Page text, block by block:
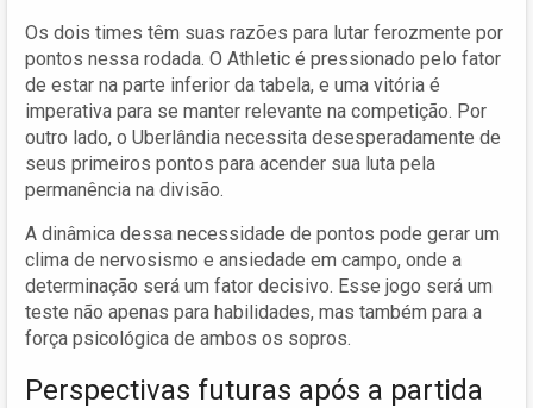
Os dois times têm suas razões para lutar ferozmente por
pontos nessa rodada. O Athletic é pressionado pelo fator
de estar na parte inferior da tabela, e uma vitória é
imperativa para se manter relevante na competição. Por
outro lado, o Uberlândia necessita desesperadamente de
seus primeiros pontos para acender sua luta pela
permanência na divisão.
A dinâmica dessa necessidade de pontos pode gerar um
clima de nervosismo e ansiedade em campo, onde a
determinação será um fator decisivo. Esse jogo será um
teste não apenas para habilidades, mas também para a
força psicológica de ambos os sopros.
Perspectivas futuras após a partida